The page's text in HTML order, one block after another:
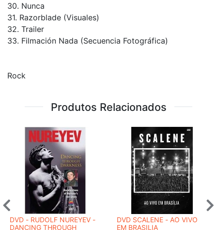
30. Nunca
31. Razorblade (Visuales)
32. Trailer
33. Filmación Nada (Secuencia Fotográfica)
Rock
Produtos Relacionados
DVD - RUDOLF NUREYEV -
DANCING THROUGH
DVD SCALENE - AO VIVO
EM BRASILIA